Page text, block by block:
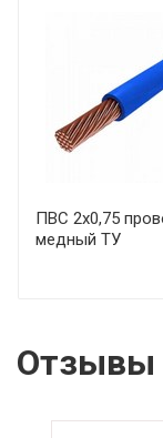
ПВС 2х0,75
медный ТУ
Отзывы